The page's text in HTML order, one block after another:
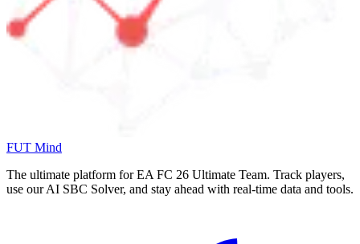
FUT Mind
The ultimate platform for EA FC 26 Ultimate Team. Track players,
use our AI SBC Solver, and stay ahead with real-time data and tools.